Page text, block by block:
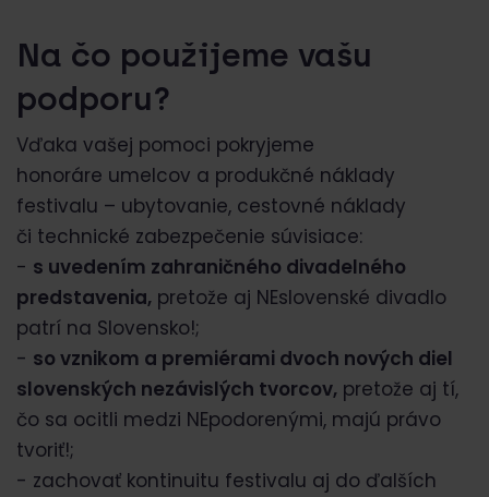
Na čo použijeme vašu
podporu?
Vďaka vašej pomoci pokryjeme
honoráre umelcov a produkčné náklady
festivalu – ubytovanie, cestovné náklady
či technické zabezpečenie súvisiace:
- s uvedením zahraničného divadelného
predstavenia, pretože aj NEslovenské divadlo
patrí na Slovensko!;
- so vznikom a premiérami dvoch nových diel
slovenských nezávislých tvorcov, pretože aj tí,
čo sa ocitli medzi NEpodorenými, majú právo
tvoriť!;
- zachovať kontinuitu festivalu aj do ďalších